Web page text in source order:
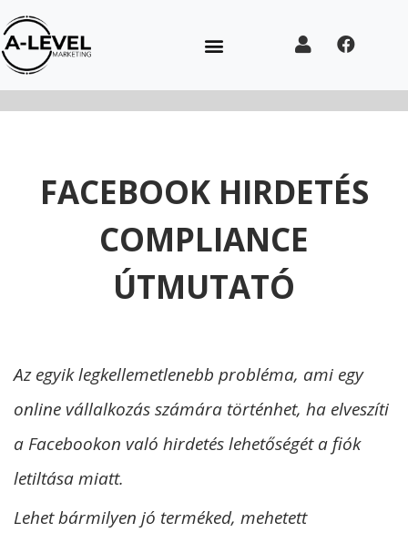
FACEBOOK HIRDETÉS
COMPLIANCE
ÚTMUTATÓ
Az egyik legkellemetlenebb probléma, ami egy
online vállalkozás számára történhet, ha elveszíti
a Facebookon való hirdetés lehetőségét a fiók
letiltása miatt.
Lehet bármilyen jó terméked, mehetett